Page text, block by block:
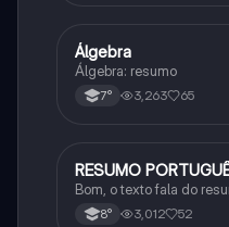
Matematica
Álgebra
Álgebra: resumo
7° 3,263 65
Português
RESUMO
Bom, o texto fala do
8° 3,012 52